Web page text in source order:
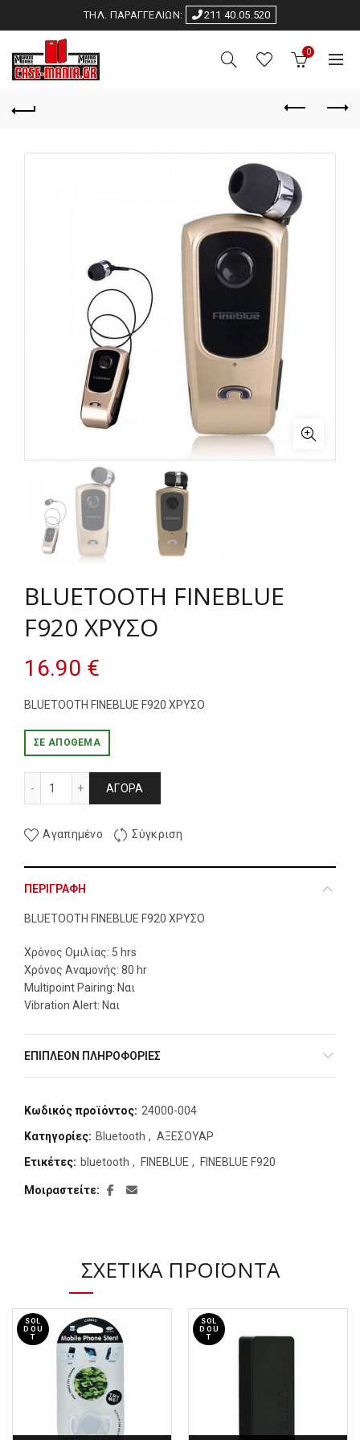
ΤΗΛ. ΠΑΡΑΓΓΕΛΙΩΝ: 211 40.05.520
0
BLUETOOTH FINEBLUE
F920 ΧΡΥΣΟ
16.90 €
BLUETOOTH FINEBLUE F920 ΧΡΥΣΟ
ΣΕ ΑΠΌΘΕΜΑ
BLUETOOTH FINEBLUE F920 ΧΡΥΣΟ ποσότητα
ΑΓΟΡΆ
Αγαπημένο Σύγκριση
ΠΕΡΙΓΡΑΦΉ
BLUETOOTH FINEBLUE F920 ΧΡΥΣΟ
Χρόνος Ομιλίας: 5 hrs
Χρόνος Αναμονής: 80 hr
Μultipoint Pairing: Ναι
Vibration Alert: Nαι
ΕΠΙΠΛΈΟΝ ΠΛΗΡΟΦΟΡΊΕΣ
Κωδικός προϊόντος: 24000-004
Κατηγορίες: Bluetooth , ΑΞΕΣΟΥΑΡ
Ετικέτες: bluetooth , FINEBLUE , FINEBLUE F920
Μοιραστείτε
ΣΧΕΤΙΚΆ ΠΡΟΪΌΝΤΑ
SOL
D OU
T
SOL
D OU
T